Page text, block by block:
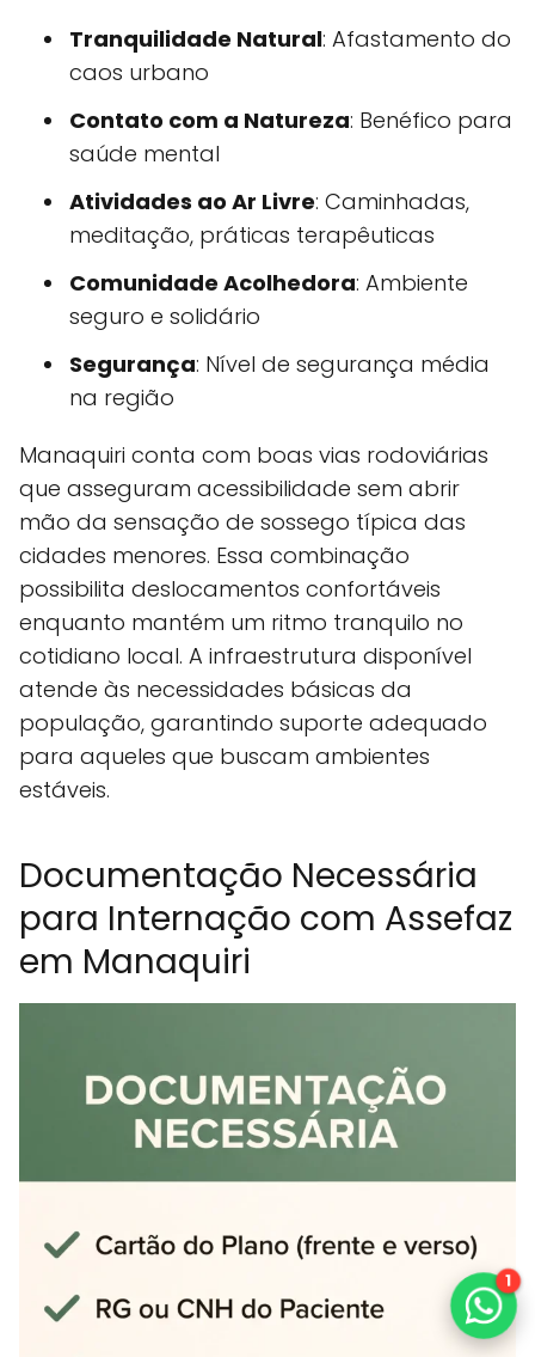
Tranquilidade Natural: Afastamento do
caos urbano
Contato com a Natureza: Benéfico para
saúde mental
Atividades ao Ar Livre: Caminhadas,
meditação, práticas terapêuticas
Comunidade Acolhedora: Ambiente
seguro e solidário
Segurança: Nível de segurança média
na região
Manaquiri conta com boas vias rodoviárias
que asseguram acessibilidade sem abrir
mão da sensação de sossego típica das
cidades menores. Essa combinação
possibilita deslocamentos confortáveis
enquanto mantém um ritmo tranquilo no
cotidiano local. A infraestrutura disponível
atende às necessidades básicas da
população, garantindo suporte adequado
para aqueles que buscam ambientes
estáveis.
Documentação Necessária
para Internação com Assefaz
em Manaquiri
1